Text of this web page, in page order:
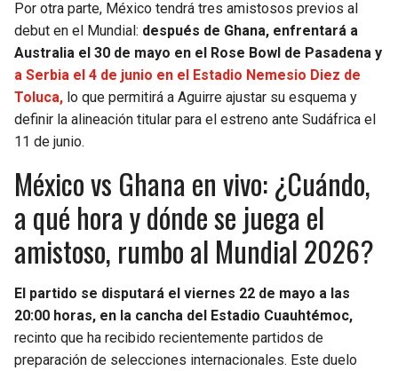
Por otra parte, México tendrá tres amistosos previos al
debut en el Mundial: después de Ghana, enfrentará a
Australia el 30 de mayo en el Rose Bowl de Pasadena y
a Serbia el 4 de junio en el Estadio Nemesio Diez de
Toluca, lo que permitirá a Aguirre ajustar su esquema y
definir la alineación titular para el estreno ante Sudáfrica el
11 de junio.
México vs Ghana en vivo: ¿Cuándo,
a qué hora y dónde se juega el
amistoso, rumbo al Mundial 2026?
El partido se disputará el viernes 22 de mayo a las
20:00 horas, en la cancha del Estadio Cuauhtémoc,
recinto que ha recibido recientemente partidos de
preparación de selecciones internacionales. Este duelo